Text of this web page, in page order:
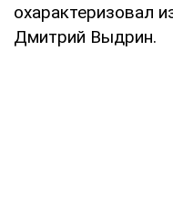
охарактеризовал
Дмитрий Выдрин.